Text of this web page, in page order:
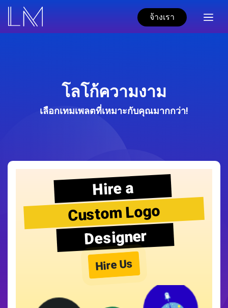
จ้างเรา
โลโก้ความงาม
เลือกเทมเพลตที่เหมาะกับคุณมากกว่า!
Hire a
Custom Logo
Designer
Hire Us